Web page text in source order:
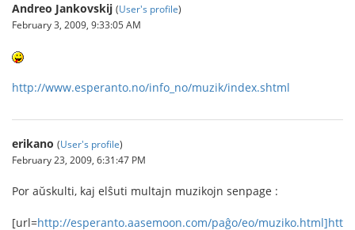
Andreo Jankovskij (User's profile)
February 3, 2009, 9:33:05 AM
http://www.esperanto.no/info_no/muzik/index.shtml
erikano (User's profile)
February 23, 2009, 6:31:47 PM
Por aŭskulti, kaj elŝuti multajn muzikojn senpage :
[url=http://esperanto.aasemoon.com/paĝo/eo/muziko.html]htt